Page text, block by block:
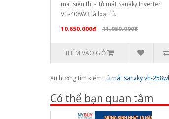
mát siêu thị - Tủ mát Sanaky Inverter
VH-408W3 là loại tủ..
10.650.000đ
11.050.000đ
THÊM VÀO GIỎ
Xu hướng tìm kiếm: tủ mát sanaky vh-258wl
Có thể bạn quan tâm